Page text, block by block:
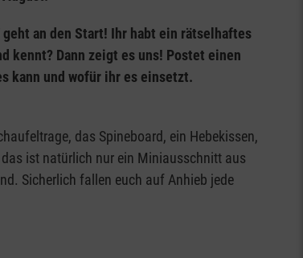
an den Start! Ihr habt ein rätselhaftes
kennt? Dann zeigt es uns! Postet einen
kann und wofür ihr es einsetzt.
das Spineboard, ein Hebekissen,
ist natürlich nur ein Miniausschnitt aus
Sicherlich fallen euch auf Anhieb jede